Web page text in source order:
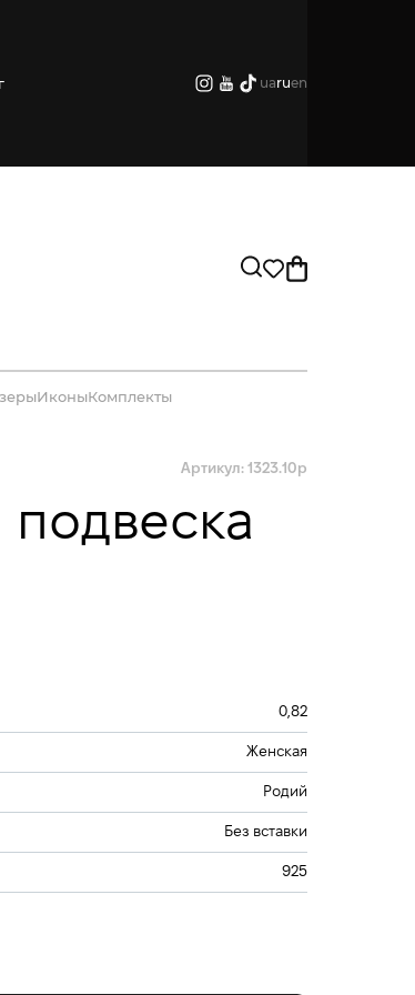
uaruen
ИконыКомплекты
Артикул: 1323.10р
0,82
Женская
Родий
Без вставки
925